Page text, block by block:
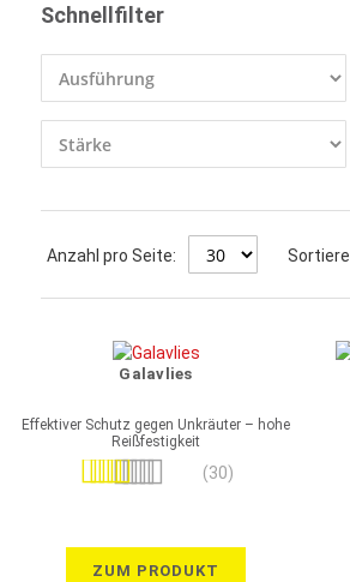
Schnellfilter
Anzahl pro Seite:
Galavlies
Effektiver Schutz gegen Unkräuter – hohe
Reißfestigkeit
Bewertung:
(30)
ZUM PRODUKT